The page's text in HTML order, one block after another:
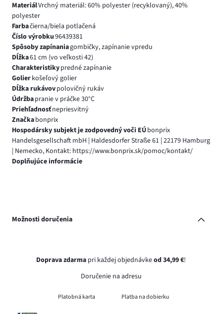
MateriálVrchný materiál: 60% polyester (recyklovaný), 40%
polyester
Farbačierna/biela potlačená
Číslo výrobku96439381
Spôsoby zapínaniagombičky, zapínanie vpredu
Dĺžka61 cm (vo veľkosti 42)
Charakteristikypredné zapínanie
Golierkošeľový golier
Dĺžka rukávovpolovičný rukáv
Údržbapranie v práčke 30°C
Priehľadnosťnepriesvitný
Značkabonprix
Hospodársky subjekt je zodpovedný voči EÚbonprix
Handelsgesellschaft mbH | Haldesdorfer Straße 61 | 22179 Hamburg
| Nemecko, Kontakt: https://www.bonprix.sk/pomoc/kontakt/
Doplňujúce informácie
Možnosti doručenia
Doprava zdarma pri každej objednávkeod 34,99 €!
Doručenie na adresu
Platobná karta Platba na dobierku